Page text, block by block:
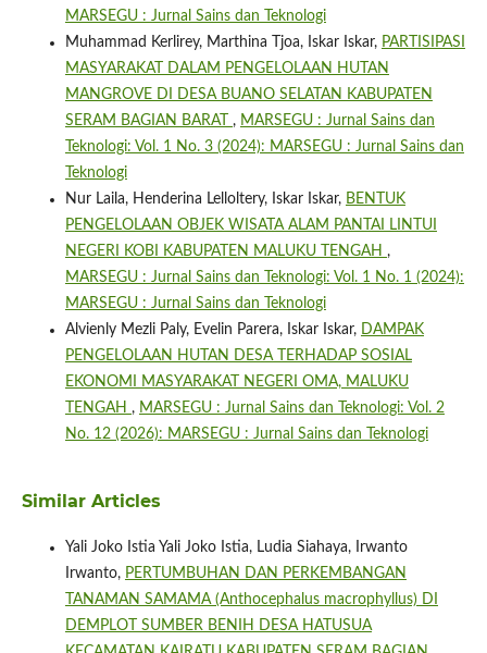
MARSEGU : Jurnal Sains dan Teknologi
Muhammad Kerlirey, Marthina Tjoa, Iskar Iskar, PARTISIPASI
MASYARAKAT DALAM PENGELOLAAN HUTAN
MANGROVE DI DESA BUANO SELATAN KABUPATEN
SERAM BAGIAN BARAT , MARSEGU : Jurnal Sains dan
Teknologi: Vol. 1 No. 3 (2024): MARSEGU : Jurnal Sains dan
Teknologi
Nur Laila, Henderina Lelloltery, Iskar Iskar, BENTUK
PENGELOLAAN OBJEK WISATA ALAM PANTAI LINTUI
NEGERI KOBI KABUPATEN MALUKU TENGAH ,
MARSEGU : Jurnal Sains dan Teknologi: Vol. 1 No. 1 (2024):
MARSEGU : Jurnal Sains dan Teknologi
Alvienly Mezli Paly, Evelin Parera, Iskar Iskar, DAMPAK
PENGELOLAAN HUTAN DESA TERHADAP SOSIAL
EKONOMI MASYARAKAT NEGERI OMA, MALUKU
TENGAH , MARSEGU : Jurnal Sains dan Teknologi: Vol. 2
No. 12 (2026): MARSEGU : Jurnal Sains dan Teknologi
Similar Articles
Yali Joko Istia Yali Joko Istia, Ludia Siahaya, Irwanto
Irwanto, PERTUMBUHAN DAN PERKEMBANGAN
TANAMAN SAMAMA (Anthocephalus macrophyllus) DI
DEMPLOT SUMBER BENIH DESA HATUSUA